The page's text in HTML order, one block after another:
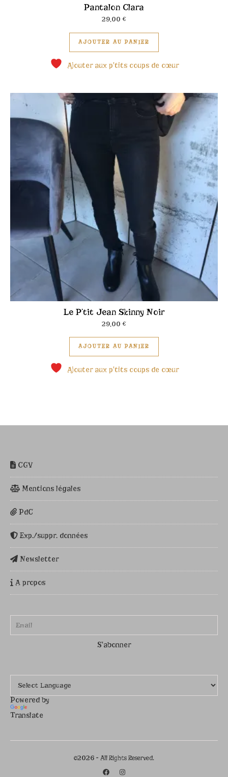
Pantalon Clara
29,00 €
AJOUTER AU PANIER
Ajouter aux p'tits coups de cœur
Le P’tit Jean Skinny Noir
29,00 €
AJOUTER AU PANIER
Ajouter aux p'tits coups de cœur
CGV
Mentions légales
PdC
Exp./suppr. données
Newsletter
A propos
Powered by
Translate
©2026 - All Rights Reserved.